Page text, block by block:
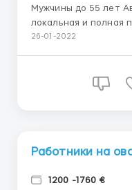
Мужчины до 55 лет Автомаляры Обязанности:
локальная и полная
11евро в час. -
вредных привычек.
26-01-2022
Работники на
1200 -1760 €